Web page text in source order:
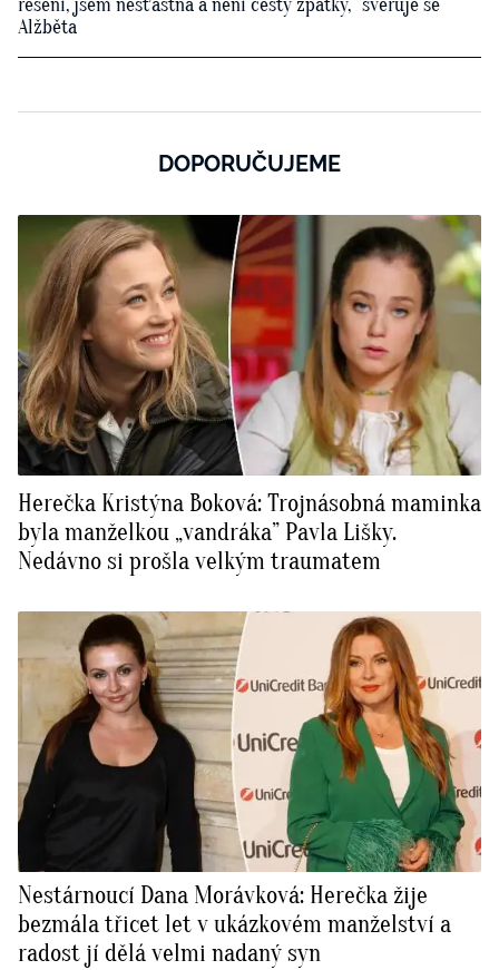
řešení, jsem nešťastná a není cesty zpátky,“ svěřuje se
Alžběta
DOPORUČUJEME
Herečka Kristýna Boková: Trojnásobná maminka
byla manželkou „vandráka” Pavla Lišky.
Nedávno si prošla velkým traumatem
Nestárnoucí Dana Morávková: Herečka žije
bezmála třicet let v ukázkovém manželství a
radost jí dělá velmi nadaný syn